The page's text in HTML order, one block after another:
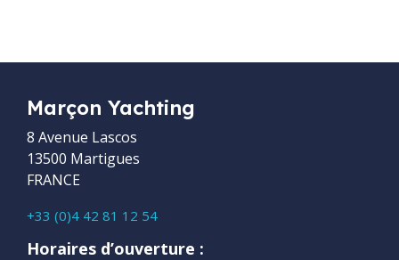
Marçon Yachting
8 Avenue Lascos
13500 Martigues
FRANCE
+33 (0)4 42 81 12 54
Horaires d’ouverture :